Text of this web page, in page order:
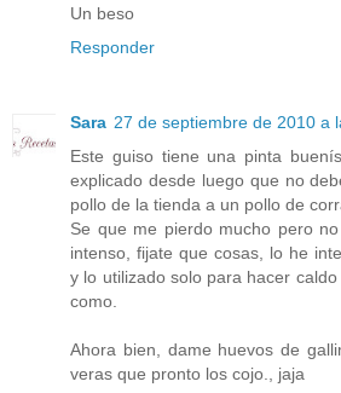
Un beso
Responder
Sara 27 de septiembre de 2010 a
Este guiso tiene una pinta
explicado desde luego que no
pollo de la tienda a un pollo de
Se que me pierdo mucho pero
intenso, fijate que cosas, lo he
y lo utilizado solo para hacer
como.
Ahora bien, dame huevos de
veras que pronto los cojo., jaja